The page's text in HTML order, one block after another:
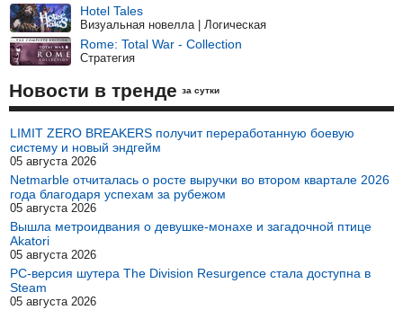
Hotel Tales
Визуальная новелла | Логическая
Rome: Total War - Collection
Стратегия
Новости в тренде за сутки
LIMIT ZERO BREAKERS получит переработанную боевую
систему и новый эндгейм
05 августа 2026
Netmarble отчиталась о росте выручки во втором квартале 2026
года благодаря успехам за рубежом
05 августа 2026
Вышла метроидвания о девушке-монахе и загадочной птице
Akatori
05 августа 2026
PC-версия шутера The Division Resurgence стала доступна в
Steam
05 августа 2026